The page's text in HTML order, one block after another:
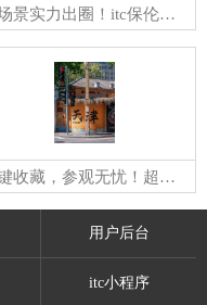
全场景实力出圈！itc保伦股份重磅亮相第27届全国医院建设大会！
一键收藏，参观无忧！超实用逛展攻略助你畅游第27届全国医院建设大会！5月23日，itc保伦股份与您不见不散~
用户后台
itc小程序